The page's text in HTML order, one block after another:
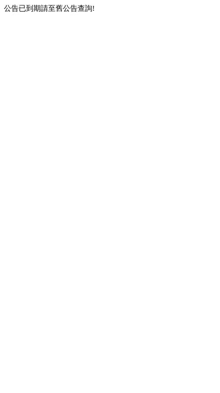
公告已到期請至舊公告查詢!